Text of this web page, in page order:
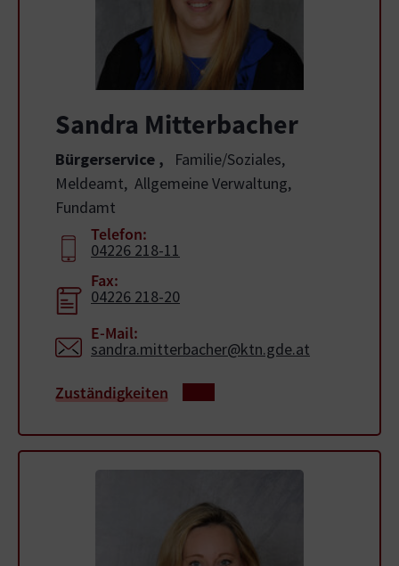
Sandra Mitterbacher
Bürgerservice ,
Familie/Soziales,
Meldeamt, Allgemeine Verwaltung,
Fundamt
Telefon:
04226 218-11
Fax:
04226 218-20
E-Mail:
sandra.mitterbacher@ktn.gde.at
Zuständigkeiten